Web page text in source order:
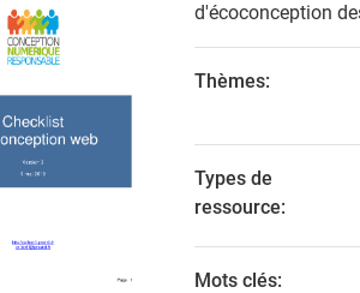
d'écoconception
Thèmes:
Types de
ressource:
Mots clés: